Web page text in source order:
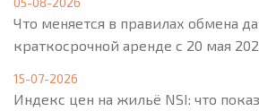
Что меняется в правилах обмена
краткосрочной аренде с 20 мая
15-07-2026
Индекс цен на жильё NSI: что